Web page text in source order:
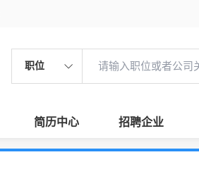
职位
简历中心 招聘企业